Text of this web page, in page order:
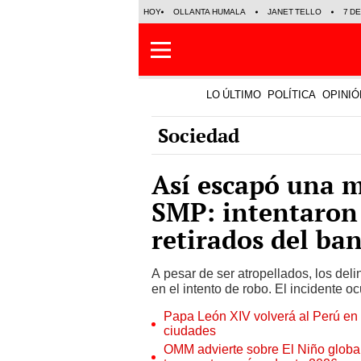
HOY OLLANTA HUMALA JANET TELLO 7
LO ÚLTIMO POLÍTICA
Sociedad
Así escapó una
SMP:
retirados del
A pesar de ser atropellados, los
en el intento de robo. El incidente
Papa León XIV volverá al Perú
ciudades
OMM advierte sobre El Niño